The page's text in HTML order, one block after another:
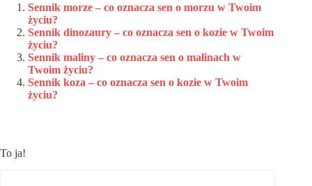
Sennik morze – co oznacza sen o morzu w Twoim
życiu?
Sennik dinozaury – co oznacza sen o kozie w Twoim
życiu?
Sennik maliny – co oznacza sen o malinach w
Twoim życiu?
Sennik koza – co oznacza sen o kozie w Twoim
życiu?
To ja!